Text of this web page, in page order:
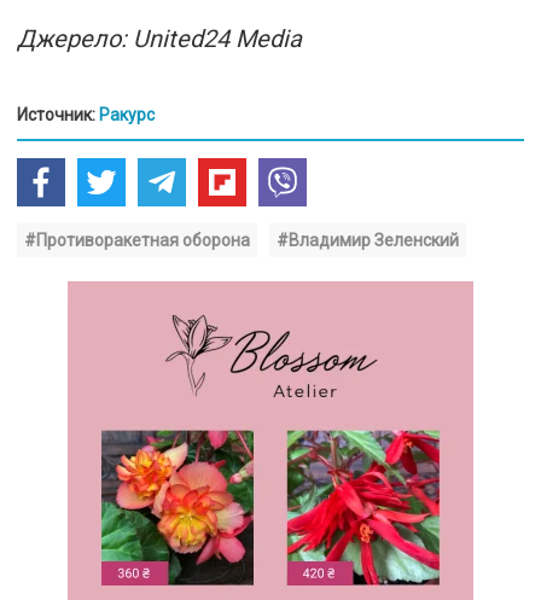
Джерело: United24 Media
Источник: Ракурс
#Противоракетная оборона #Владимир Зеленский